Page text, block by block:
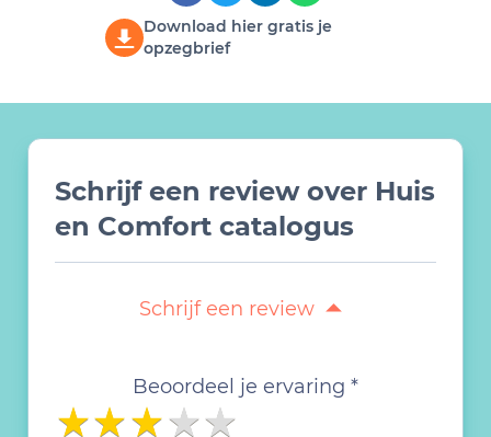
Download hier gratis je
opzegbrief
Schrijf een review over Huis
en Comfort catalogus
Schrijf een review
Beoordeel je ervaring *